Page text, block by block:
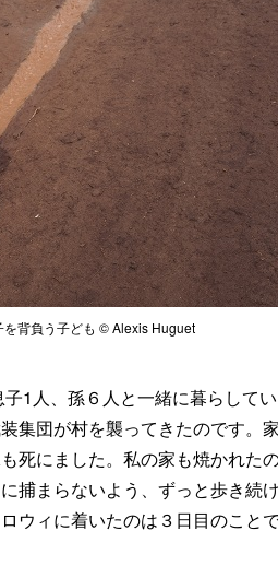
を背負う子ども © Alexis Huguet
1人、孫６人と一緒に暮らして
集団が村を襲ってきたのです。
死にました。私の家も焼かれた
捕まらないよう、ずっと歩き続
ウィに着いたのは３日目のことで